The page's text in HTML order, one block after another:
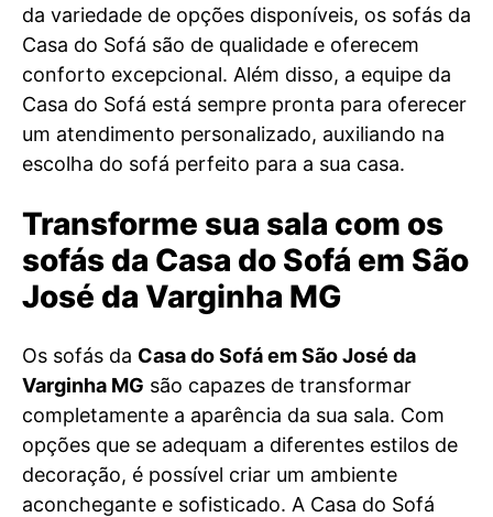
da variedade de opções disponíveis, os sofás da
Casa do Sofá são de qualidade e oferecem
conforto excepcional. Além disso, a equipe da
Casa do Sofá está sempre pronta para oferecer
um atendimento personalizado, auxiliando na
escolha do sofá perfeito para a sua casa.
Transforme sua sala com os
sofás da Casa do Sofá em São
José da Varginha MG
Os sofás da Casa do Sofá em São José da
Varginha MG são capazes de transformar
completamente a aparência da sua sala. Com
opções que se adequam a diferentes estilos de
decoração, é possível criar um ambiente
aconchegante e sofisticado. A Casa do Sofá